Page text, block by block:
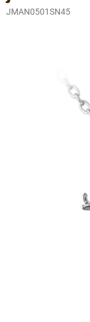
JMAN0501SN45